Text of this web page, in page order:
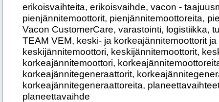
erikoisvaihteita, erikoisvaihde, vacon -
pienjännitemoottorit, pienjännitemoottoreita,
Vacon CustomerCare, varastointi, logistiikka,
TEAM VEM, keski- ja korkeajännitemoottorit
keskijännitemoottori, keskijännitemoottorit,
korkeajännitemoottori,
korkeajännitegeneraattorit,
korkeajännitegeneraattoreita,
planeettavaihde